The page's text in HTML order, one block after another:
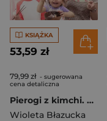
KSIĄŻKA
53,59 zł
79,99 zł - sugerowana
cena detaliczna
Pierogi z kimchi. Moje ulubione azjatyckie przepisy
Wioleta Błazucka